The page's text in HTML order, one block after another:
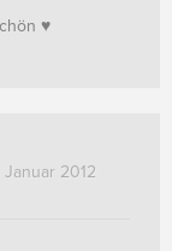
♥
Januar 2012